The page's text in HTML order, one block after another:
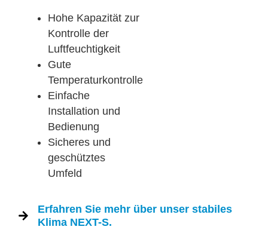
Hohe Kapazität zur
Kontrolle der
Luftfeuchtigkeit
Gute
Temperaturkontrolle
Einfache
Installation und
Bedienung
Sicheres und
geschütztes
Umfeld
Erfahren Sie mehr über unser stabiles
Klima NEXT-S.